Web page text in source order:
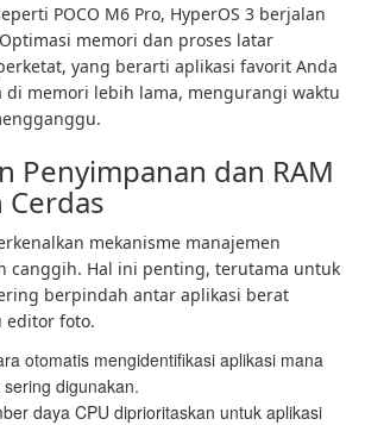
POCO M6 Pro, HyperOS 3 berjalan
memori dan proses latar
yang berarti aplikasi favorit Anda
di memori lebih lama, mengurangi waktu
Penyimpanan dan RAM
mekanisme manajemen
canggih. Hal ini penting, terutama untuk
berpindah antar aplikasi berat
editor foto.
otomatis mengidentifikasi aplikasi mana
digunakan.
daya CPU diprioritaskan untuk aplikasi